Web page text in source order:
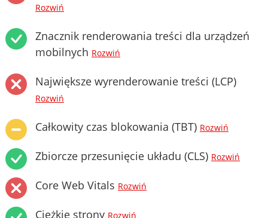
Rozwiń
Znacznik renderowania treści dla urządzeń
mobilnych Rozwiń
Największe wyrenderowanie treści (LCP)
Rozwiń
Całkowity czas blokowania (TBT) Rozwiń
Zbiorcze przesunięcie układu (CLS) Rozwiń
Core Web Vitals Rozwiń
Ciężkie strony Rozwiń